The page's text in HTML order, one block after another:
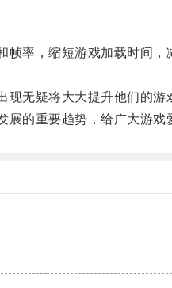
，缩短游戏加载时间，
无疑将大大提升他们的游
重要趋势，给广大游戏